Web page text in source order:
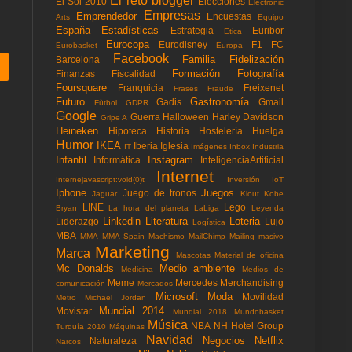
Electronic
Arts
Emprendedor Empresas Encuestas Equipo
España Estadísticas Estrategia Etica Euribor
Eurobasket Eurocopa Eurodisney Europa F1
FC
Barcelona
Facebook Familia Fidelización
Finanzas Fiscalidad Formación
Fotografía
Foursquare
Franquicia Frases Fraude Freixenet
Futuro Fùtbol GDPR Gadis Gastronomía Gmail
Google Gripe A Guerra Halloween Harley Davidson
Heineken Hipoteca Historia Hostelería Huelga
Humor IKEA IT Iberia Iglesia Imágenes Inbox Industria
Infantil Informática Instagram InteligenciaArtificial
Internejavascript:void(0)t Internet Inversión IoT
Iphone Jaguar Juego de tronos Juegos Klout Kobe
Bryan
LINE La hora del planeta LaLiga Lego Leyenda
Liderazgo Linkedin Literatura Logística Loteria Lujo
MBA MMA MMA Spain Machismo MailChimp Mailing masivo
Marca Marketing Mascotas Material de oficina
Mc Donalds Medicina Medio ambiente
Medios de
comunicación Meme Mercados Mercedes Merchandising
Metro Michael Jordan Microsoft Moda
Movilidad
Movistar
Mundial 2014 Mundial 2018
Mundobasket
Turquía 2010 Máquinas Música NBA NH Hotel Group
Narcos Naturaleza Navidad Negocios Netflix